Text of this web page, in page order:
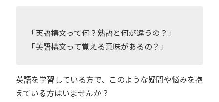
「英語構文って何？熟語と何が違うの？」
「英語構文って覚える意味があるの？」
英語を学習している方で、このような疑問や悩みを抱
えている方はいませんか？